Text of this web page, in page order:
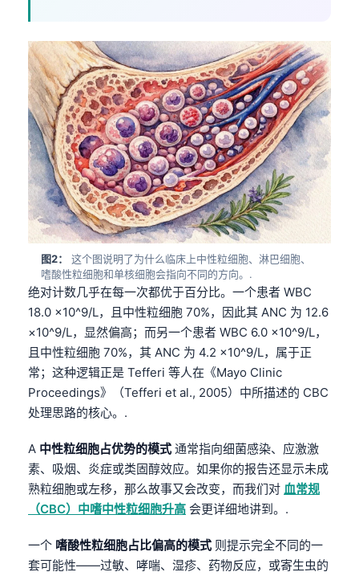
图2：
这个图说明了为什么临床上中性粒细胞、淋巴细胞、
嗜酸性粒细胞和单核细胞会指向不同的方向。.
绝对计数几乎在每一次都优于百分比。一个患者 WBC
18.0 ×10^9/L，且中性粒细胞 70%，因此其 ANC 为 12.6
×10^9/L，显然偏高；而另一个患者 WBC 6.0 ×10^9/L，
且中性粒细胞 70%，其 ANC 为 4.2 ×10^9/L，属于正
常；这种逻辑正是 Tefferi 等人在《Mayo Clinic
Proceedings》（Tefferi et al., 2005）中所描述的 CBC
处理思路的核心。.
A 中性粒细胞占优势的模式 通常指向细菌感染、应激激
素、吸烟、炎症或类固醇效应。如果你的报告还显示未成
熟粒细胞或左移，那么故事又会改变，而我们对 血常规
（CBC）中嗜中性粒细胞升高 会更详细地讲到。.
一个 嗜酸性粒细胞占比偏高的模式 则提示完全不同的一
套可能性——过敏、哮喘、湿疹、药物反应，或寄生虫的